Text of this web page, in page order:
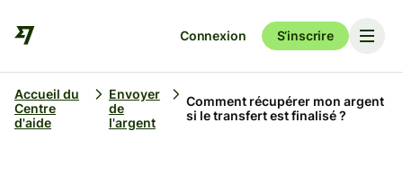
Connexion S’inscrire
Accueil du
Centre
d'aide
Envoyer
de
l'argent
Comment récupérer mon argent
si le transfert est finalisé ?